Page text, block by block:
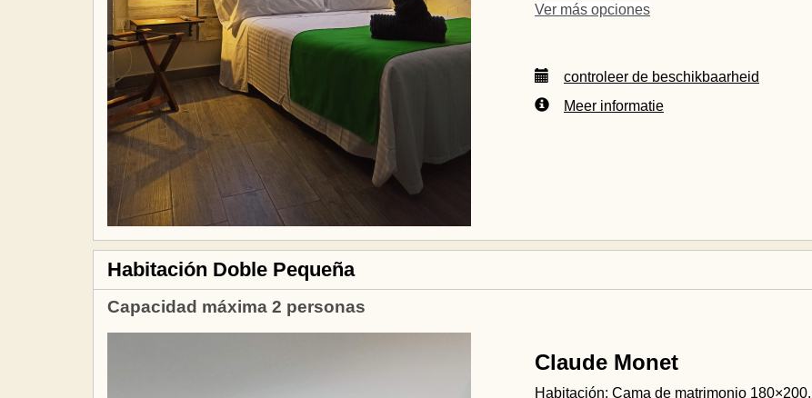
Ver más opciones
controleer de beschikbaarheid
Meer informatie
Habitación Doble Pequeña
Capacidad máxima 2 personas
Claude Monet
Habitación: Cama de matrimonio 180×200.